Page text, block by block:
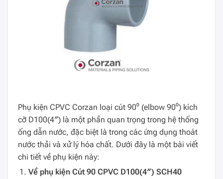
Phụ kiện CPVC Corzan loại cút 90⁰ (elbow 90⁰) kích
cỡ D100(4″) là một phần quan trọng trong hệ thống
ống dẫn nước, đặc biệt là trong các ứng dụng thoát
nước thải và xử lý hóa chất. Dưới đây là một bài viết
chi tiết về phụ kiện này:
Về phụ kiện Cút 90 CPVC D100(4″) SCH40